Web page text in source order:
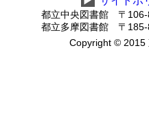
都立中央図書館 〒
都立多摩図書館 〒
Copyright © 2015